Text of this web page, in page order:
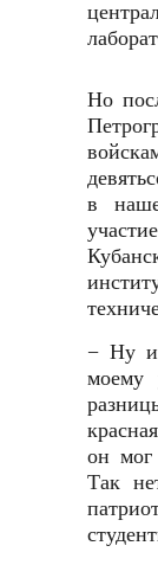
Но
в
− Ну и
моему
он мог
Так